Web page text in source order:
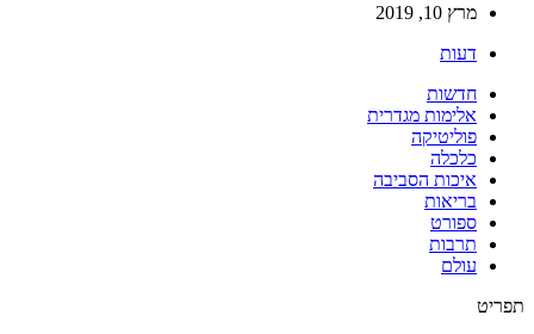
מרץ 10, 2019
דעות
חדשות
אלימות מגדרית
פוליטיקה
כלכלה
איכות הסביבה
בריאות
ספורט
תרבות
עולם
תפריט